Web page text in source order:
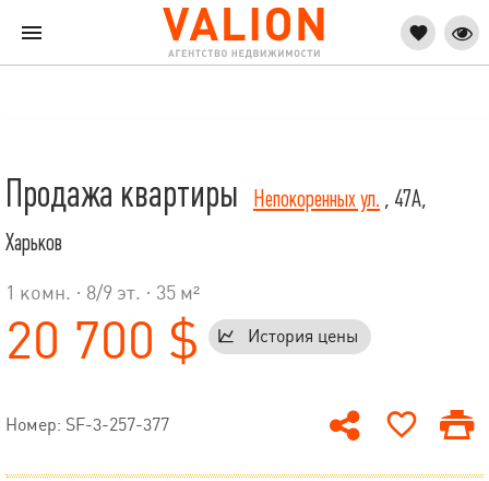
Продажа квартиры Непокоренных ул. , 47А,
Харьков
1 комн. · 8/9 эт. · 35 м²
20 700 $ История цены
Номер: SF-3-257-377